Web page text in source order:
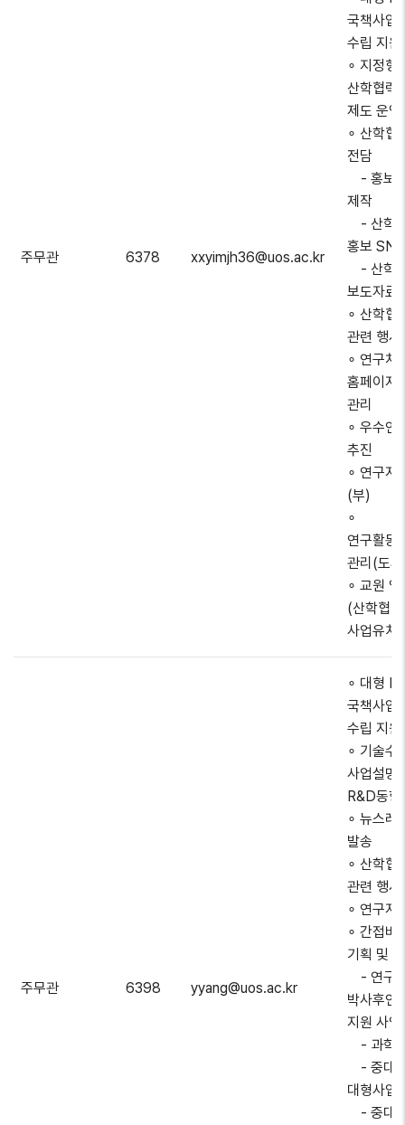
주무관 6378 xxyimjh36@uos.ac.kr
국책사업
수립 지원
∘ 지정형
산학협력
제도 운영
∘ 산학협
전담
- 홍보
제작
- 산학
홍보
- 산학
보도자료
∘ 산학협
관련 행사
∘ 연구처
홈페이지
관리
∘ 우수연
추진
∘ 연구지
(부)
∘
연구활동
관리(도
∘ 교원
(산학협
사업유치
주무관 6398 yyang@uos.ac.kr
∘ 대형
국책사업
수립 지원
∘ 기술수
사업설명
R&D동향
∘ 뉴스레
발송
∘ 산학협
관련 행사
∘ 연구지
∘ 간접비
기획 및
- 연구
박사후연
지원 사업
- 과학
- 중대
대형사업
- 중대